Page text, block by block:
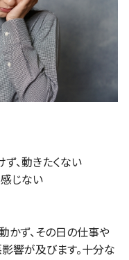
、動きたくない
じない
かず、その日の仕事や
響が及びます。十分な